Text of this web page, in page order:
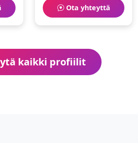
ammattilainenna.
Harrastuksiani ovat
laskettelu ja
Ota yhteyttä
kaikki profiilit